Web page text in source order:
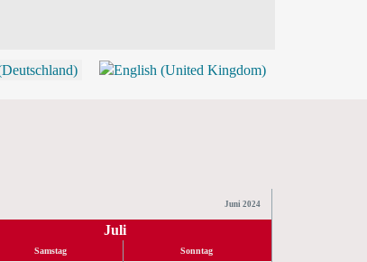
Juni 2024
Juli
Samstag Sonntag